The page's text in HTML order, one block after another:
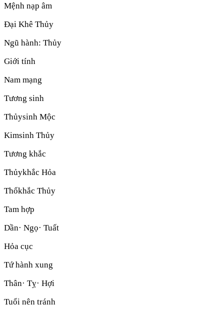
Mệnh nạp âm
Đại Khê Thủy
Ngũ hành: Thủy
Giới tính
Nam mạng
Tương sinh
Thủysinh Mộc
Kimsinh Thủy
Tương khắc
Thủykhắc Hỏa
Thổkhắc Thủy
Tam hợp
Dần· Ngọ· Tuất
Hỏa cục
Tứ hành xung
Thân· Tỵ· Hợi
Tuổi nên tránh